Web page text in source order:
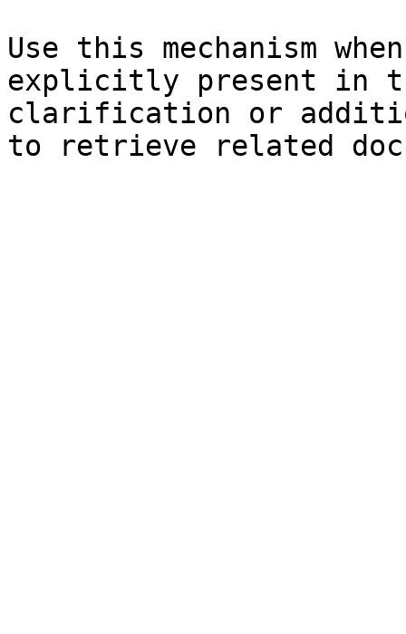
Use this mechanism
explicitly present in
clarification or